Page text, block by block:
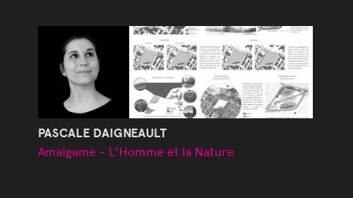
PASCALE DAIGNEAULT
Amalgame - L'Homme et la Nature